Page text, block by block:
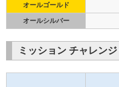
オールゴールド
オールシルバー
ミッション チャレンジ